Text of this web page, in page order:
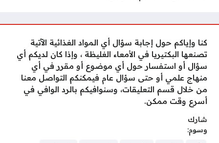
كنا وإياكم حول إجابة سؤال أي المواد الغذائية الآتية
تصنعها البكتيريا في الأمعاء الغليظة ، وإذا كان لديكم أي
سؤال أو استفسار حول أي موضوع أو مقرر في أي
منهاج علمي أو حتى سؤال عام فيمكنكم التواصل معنا
من خلال قسم التعليقات، وسنوافيكم بالرد الوافي في
أسرع وقت ممكن.
شارك
وسوم: